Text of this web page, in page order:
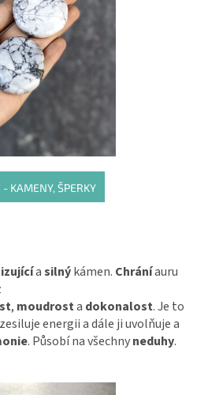
KAMENY, ŠPERKY
asilnýkámen. Chráníauru
, moudrosta dokonalost.Je to
energii a dále ji uvolňuje a
. Působí na všechnyneduhy.